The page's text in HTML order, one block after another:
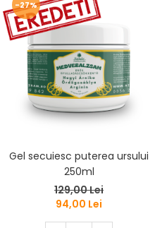
Vitamine Gal
-27%
Gel secuiesc puterea ursului
250ml
129,00 Lei
94,00 Lei